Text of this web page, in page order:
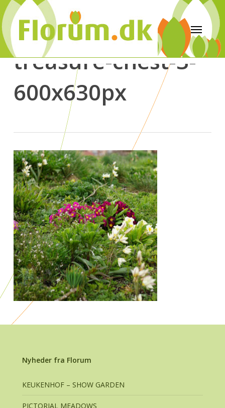
treasure-chest-3-
600x630px
Nyheder fra Florum
KEUKENHOF – SHOW GARDEN
PICTORIAL MEADOWS